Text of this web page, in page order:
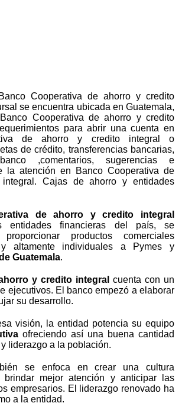
Cooperativa de ahorro y credito
se encuentra ubicada en Guatemala,
Cooperativa de ahorro y credito
para abrir una cuenta en
de ahorro y credito integral o
de crédito, transferencias bancarias,
,comentarios, sugerencias e
la atención en Banco Cooperativa de
Cajas de ahorro y entidades
de ahorro y credito integral
entidades financieras del país, se
productos comerciales
y altamente individuales a Pymes y
Guatemala.
y credito integral cuenta con un
ejecutivos. El banco empezó a elaborar
su desarrollo.
visión, la entidad potencia su equipo
ofreciendo así una buena cantidad
liderazgo a la población.
se enfoca en crear una cultura
brindar mejor atención y anticipar las
empresarios. El liderazgo renovado ha
a la entidad.